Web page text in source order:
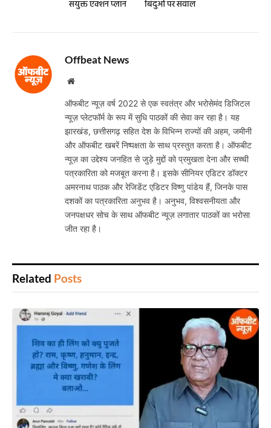
संयुक्त एक्शन प्लान बिंदुओं पर सवाल
Offbeat News
Website
ऑफबीट न्यूज़ वर्ष 2022 से एक स्वतंत्र और भरोसेमंद डिजिटल
न्यूज़ प्लेटफॉर्म के रूप में सुधि पाठकों की सेवा कर रहा है। यह
झारखंड, छत्तीसगढ़ सहित देश के विभिन्न राज्यों की अहम, जमीनी
और ऑफबीट खबरें निष्पक्षता के साथ प्रस्तुत करता है। ऑफबीट
न्यूज़ का उद्देश्य जनहित से जुड़े मुद्दों को प्रमुखता देना और सच्ची
पत्रकारिता को मजबूत करना है। इसके सीनियर एडिटर डॉक्टर
अमरनाथ पाठक और रेजिडेंट एडिटर विष्णु पांडेय हैं, जिनके पास
दशकों का पत्रकारिता अनुभव है। अनुभव, विश्वसनीयता और
जनपक्षधर सोच के साथ ऑफबीट न्यूज़ लगातार पाठकों का भरोसा
जीत रहा है।
Related Posts